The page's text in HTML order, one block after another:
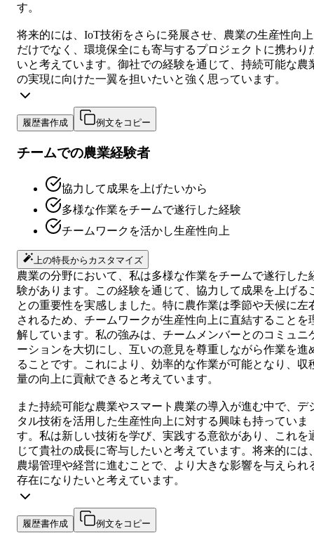
す。
将来的には、IoT技術をさらに発展させ、農業の生産性向上
だけでなく、環境保全にも寄与するプロジェクトに携わり
いと考えています。御社での経験を通じて、持続可能な農
の実現に向けた一翼を担いたいと強く思っています。
履歴書作成 例文をコピー
チームでの農業経験者
協力して成果を上げたいから
多様な作業をチームで遂行した経験
チームワークを活かし生産性向上
上の特長からカスタマイズ
農業の分野において、私は多様な作業をチームで遂行した
験があります。この経験を通じて、協力して成果を上げる
との重要性を実感しました。特に農作業は季節や天候に左
されるため、チームワークが生産性向上に直結することを
解しています。私の強みは、チームメンバーとのコミュニ
ーションを大切にし、互いの意見を尊重しながら作業を進
ることです。これにより、効率的な作業が可能となり、収
量の向上に貢献できると考えています。
また持続可能な農業やスマート農業の導入が進む中で、デ
タル技術を活用した生産性向上に対する興味も持っていま
す。私は新しい技術を学び、実践する意欲があり、これを
じて貴社の成長に寄与したいと考えています。将来的には
農場管理や経営に進むことで、より大きな影響を与えられ
存在になりたいと考えています。
履歴書作成 例文をコピー